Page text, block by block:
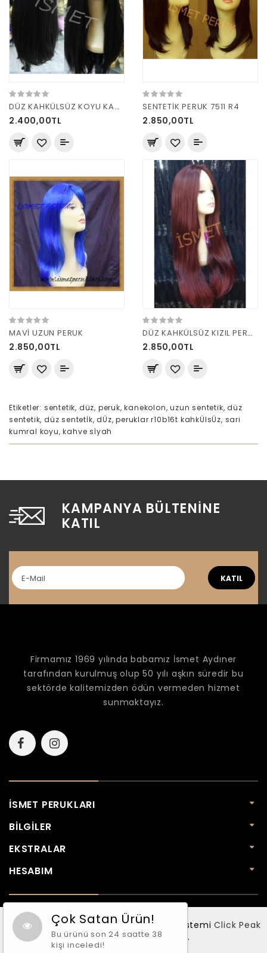
DÜZ KAHKÜLSÜZ KOYU KAHVE PERUK
2.400,00TL
SENTETİK PERUK 7511 R4
2.850,00TL
MAVİ UZUN PERUK
2.850,00TL
DÜZ KAHKÜLSÜZ KIZIL PERUK
2.850,00TL
Etiketler: sentetik, düz, peruk,kanekolon,uzun sentetik,düz
sentetik,düz sentetİk,dÜz,peruklar r10b16t kahkÜlsÜz, sari
kumral koyu,kahve sİyah
KAMPANYA BÜLTENINE
KATIL
KATIL
Firmamız 1969 yılında babamız İsmet Aydıner
tarafından kurulmuş olup 50 yılı aşkın süredir bu
sektörde kalitemizden ödün vermeden hizmet
sunmaktayız.
İSMET PERUKLARI
BILGILER
EKSTRALAR
HESABIM
© 2021 İsmet Perukları - Bu E-Ticaret SistemiClick Peak
Tarafından Sağlanmıştır.
Çok Satan Ürün!
Bu ürünü son 24 saatte 38
kişi inceledi!